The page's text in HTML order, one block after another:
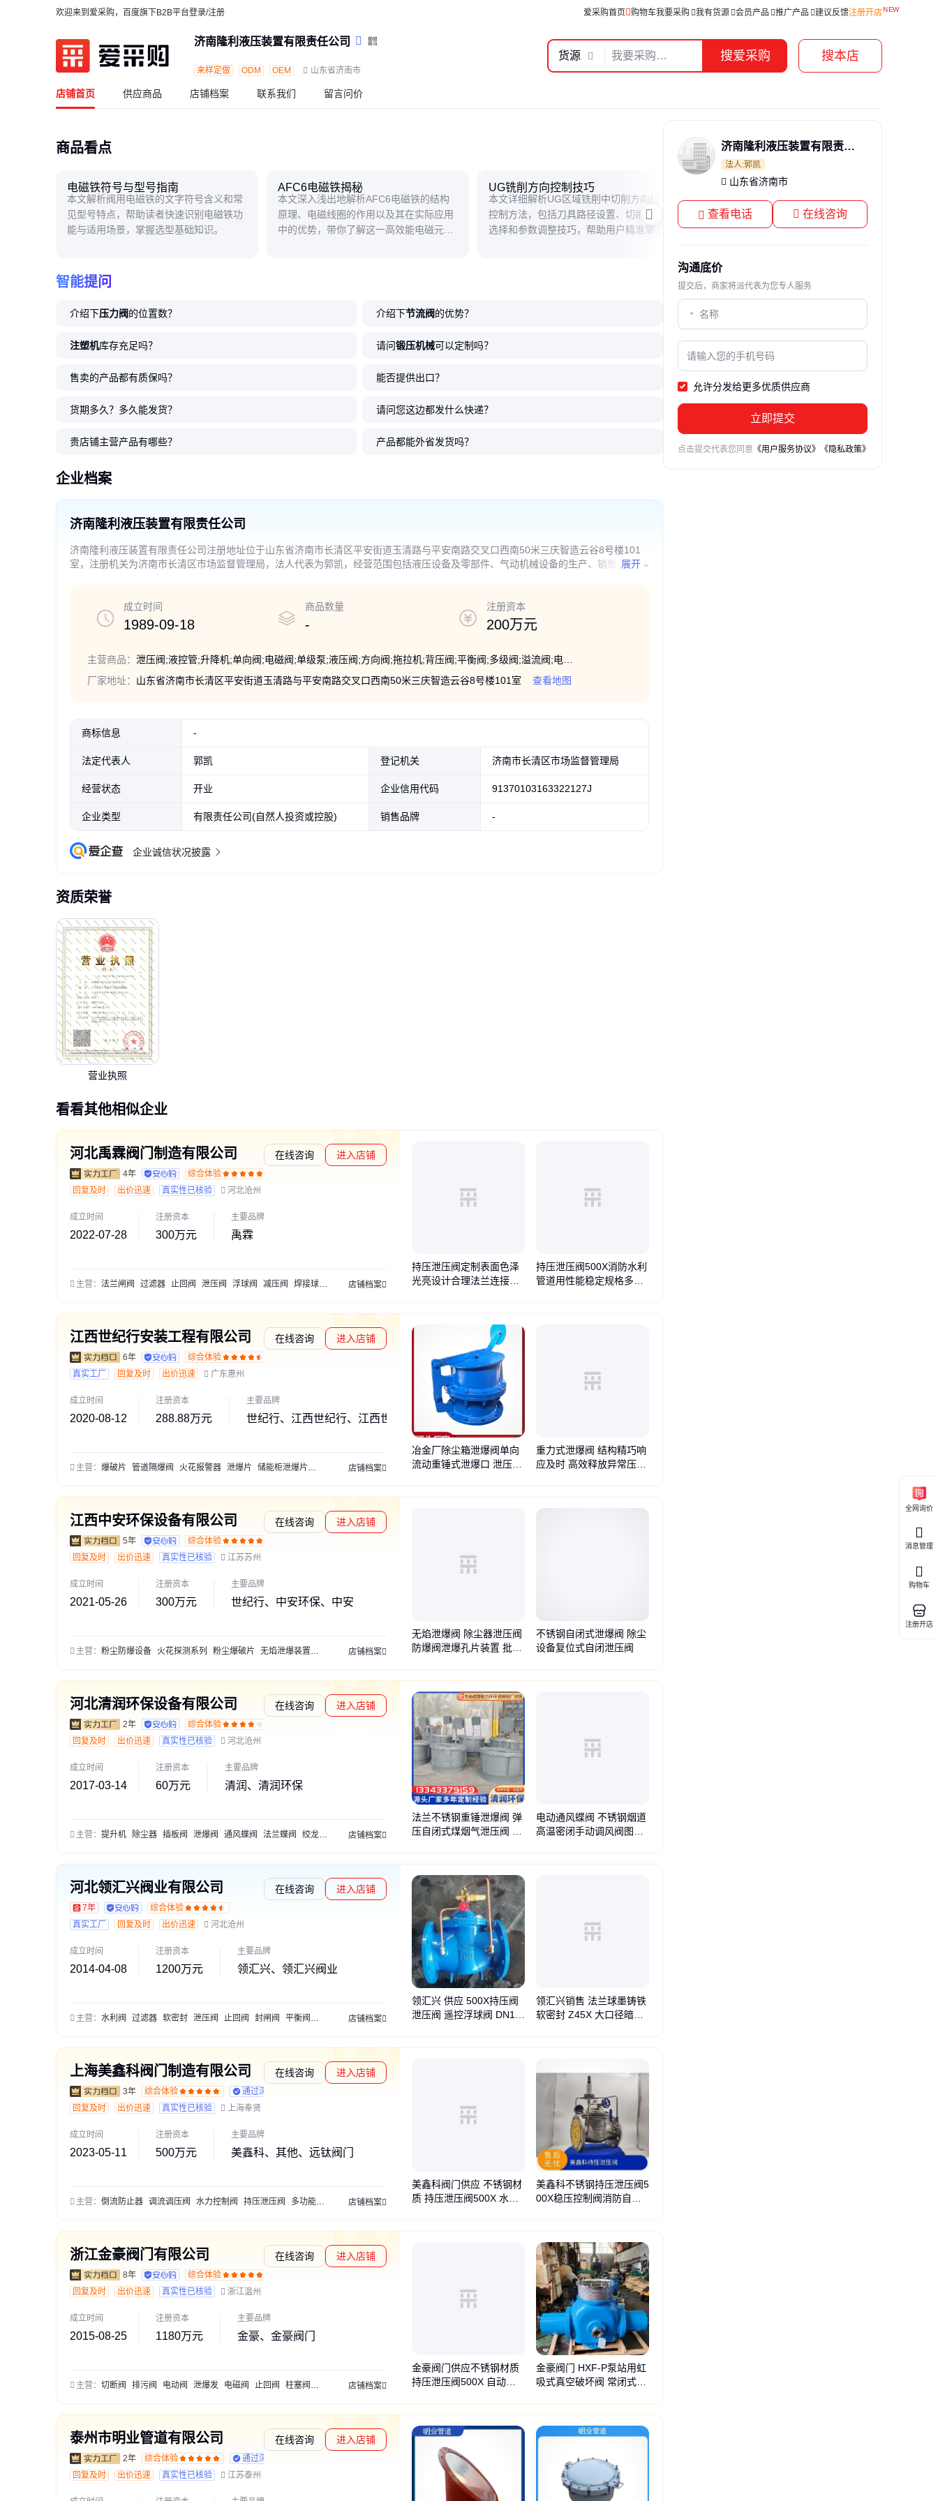
欢迎来到爱采购，百度旗下B2B平台登录/注册 爱采购首页 购物车我要采购 我有货源 会员产品 推广产品 建议反馈注册开店
济南隆利液压装置有限责任公司
来样定做 ODM OEM 山东省济南市
搜爱采购 搜本店
货源
店铺首页 供应商品 店铺档案 联系我们 留言问价
商品看点
电磁铁符号与型号指南
本文解析阀用电磁铁的文字符号含义和常
见型号特点，帮助读者快速识别电磁铁功
能与适用场景，掌握选型基础知识。
AFC6电磁铁揭秘
本文深入浅出地解析AFC6电磁铁的结构
原理、电磁线圈的作用以及其在实际应用
中的优势，带你了解这一高效能电磁元件
UG铣削方向控制技巧
本文详细解析UG区域铣削中切削方向的
控制方法，包括刀具路径设置、切削模式
选择和参数调整技巧，帮助用户精准掌控
电磁铁芯软硬之谜
本文揭秘电磁铁中铁芯的材质特性，解释
为何软铁是理想选择，分析硬铁与软铁在
磁化性能上的关键差异，并探讨特殊场景
智能提问
介绍下压力阀的位置数？ 介绍下节流阀的优势？
注塑机库存充足吗？ 请问锻压机械可以定制吗？
售卖的产品都有质保吗？ 能否提供出口？
货期多久？多久能发货？ 请问您这边都发什么快递？
贵店铺主营产品有哪些？ 产品都能外省发货吗？
企业档案
济南隆利液压装置有限责任公司
济南隆利液压装置有限责任公司注册地址位于山东省济南市长清区平安街道玉清路与平安南路交叉口西南50米三庆智造云谷8号楼101
室，注册机关为济南市长清区市场监督管理局，法人代表为郭凯，经营范围包括液压设备及零部件、气动机械设备的生产、销售；进出
展开
成立时间
1989-09-18
商品数量
-
注册资本
200万元
主营商品：
厂家地址： 山东省济南市长清区平安街道玉清路与平安南路交叉口西南50米三庆智造云谷8号楼101室 查看地图
商标信息 -
法定代表人 郭凯 登记机关 济南市长清区市场监督管理局
经营状态 开业 企业信用代码 91370103163322127J
企业类型 有限责任公司(自然人投资或控股) 销售品牌 -
企业诚信状况披露
资质荣誉
营业执照
看看其他相似企业
河北禹霖阀门制造有限公司
4年 综合体验
在线咨询 进入店铺
回复及时 出价迅速 真实性已核验 河北沧州
成立时间
2022-07-28
注册资本
300万元
主要品牌
禹霖
主营： 法兰闸阀 过滤器 止回阀 泄压阀 浮球阀 减压阀 焊接球阀 丝扣闸阀 明杆闸阀 沟槽闸阀 暗杆闸阀 高精度闸阀 硬密封闸阀 单向逆止阀 不锈钢闸阀
店铺档案
持压泄压阀定制表面色泽
光亮设计合理法兰连接禹
持压泄压阀500X消防水利
管道用性能稳定规格多样
江西世纪行安装工程有限公司
6年 综合体验
在线咨询 进入店铺
真实工厂 回复及时 出价迅速 广东惠州
成立时间
2020-08-12
注册资本
288.88万元
主要品牌
世纪行、江西世纪行、江西世纪行安装工程有限公司
主营： 爆破片 管道隔爆阀 火花报警器 泄爆片 储能柜泄爆片 无焰泄压装置 无焰泄爆装置 泄爆窗装置 火花探测熄灭系统 粉尘抑爆系统 防爆压差报警器
店铺档案
冶金厂除尘箱泄爆阀单向
流动重锤式泄爆口 泄压阀
重力式泄爆阀 结构精巧响
应及时 高效释放异常压力
江西中安环保设备有限公司
5年 综合体验
在线咨询 进入店铺
回复及时 出价迅速 真实性已核验 江苏苏州
成立时间
2021-05-26
注册资本
300万元
主要品牌
世纪行、中安环保、中安
主营： 粉尘防爆设备 火花探测系列 粉尘爆破片 无焰泄爆装置 无焰泄压阀 压差温度报警器 火花捕捉器 隔爆阀 管道阻火器 气旋塔 喷淋塔 活性炭吸附箱
店铺档案
无焰泄爆阀 除尘器泄压阀
防爆阀泄爆孔片装置 批发
不锈钢自闭式泄爆阀 除尘
设备复位式自闭泄压阀
河北清润环保设备有限公司
2年 综合体验
在线咨询 进入店铺
回复及时 出价迅速 真实性已核验 河北沧州
成立时间
2017-03-14
注册资本
60万元
主要品牌
清润、清润环保
主营： 提升机 除尘器 插板阀 泄爆阀 通风蝶阀 法兰蝶阀 绞龙输送机 重锤翻板阀 三通分料器 刮板输送机 加湿搅拌机 电捕焦油器 重锤式翻板阀
店铺档案
法兰不锈钢重锤泄爆阀 弹
压自闭式煤烟气泄压阀 压
电动通风蝶阀 不锈钢烟道
高温密闭手动调风阀图片
河北领汇兴阀业有限公司
7年 综合体验
在线咨询 进入店铺
真实工厂 回复及时 出价迅速 河北沧州
成立时间
2014-04-08
注册资本
1200万元
主要品牌
领汇兴、领汇兴阀业
主营： 水利阀 过滤器 软密封 泄压阀 止回阀 封闸阀 平衡阀 排气阀 法兰闸阀 电动闸阀 加密闸阀 手动闸阀 信号闸阀 球墨铸铁 地埋闸阀 铸铁蝶阀
店铺档案
领汇兴 供应 500X持压阀
泄压阀 遥控浮球阀 DN10
领汇兴销售 法兰球墨铸铁
软密封 Z45X 大口径暗杆
上海美鑫科阀门制造有限公司
3年 综合体验 通过深度核验
在线咨询 进入店铺
回复及时 出价迅速 真实性已核验 上海奉贤
成立时间
2023-05-11
注册资本
500万元
主要品牌
美鑫科、其他、远钛阀门
主营： 倒流防止器 调流调压阀 水力控制阀 持压泄压阀 多功能水泵控制阀 管力阀 低阻力倒流防止器
店铺档案
美鑫科阀门供应 不锈钢材
质 持压泄压阀500X 水塔
美鑫科不锈钢持压泄压阀5
00X稳压控制阀消防自来
浙江金豪阀门有限公司
8年 综合体验
在线咨询 进入店铺
回复及时 出价迅速 真实性已核验 浙江温州
成立时间
2015-08-25
注册资本
1180万元
主要品牌
金豪、金豪阀门
主营： 切断阀 排污阀 电动阀 泄爆发 电磁阀 止回阀 柱塞阀 手动刀 排气阀 调节阀 旋塞阀 刀闸阀 气动刀 截止阀 持压阀 安全阀 排灰阀 管力阀
店铺档案
金豪阀门供应不锈钢材质
持压泄压阀500X 自动操
金豪阀门 HXF-P泵站用虹
吸式真空破坏阀 常闭式安
泰州市明业管道有限公司
2年 综合体验 通过深度核验
在线咨询 进入店铺
回复及时 出价迅速 真实性已核验 江苏泰州
济南隆利液压装置有限责任公司
法人:郭凯
山东省济南市
查看电话 在线咨询
沟通底价
提交后，商家将派代表为您专人服务
允许分发给更多优质供应商
立即提交
点击提交代表您同意 《用户服务协议》 《隐私政策》
全网询价
消息管理
购物车
注册开店